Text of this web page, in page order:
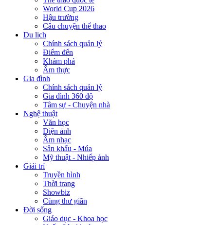
World Cup 2026
Hậu trường
Câu chuyện thể thao
Du lịch
Chính sách quản lý
Điểm đến
Khám phá
Ẩm thực
Gia đình
Chính sách quản lý
Gia đình 360 độ
Tâm sự - Chuyện nhà
Nghệ thuật
Văn học
Điện ảnh
Âm nhạc
Sân khấu - Múa
Mỹ thuật - Nhiếp ảnh
Giải trí
Truyền hình
Thời trang
Showbiz
Cùng thư giãn
Đời sống
Giáo dục - Khoa học